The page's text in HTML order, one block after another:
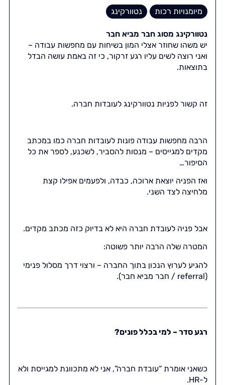
מיומנויות רכות
נטוורקינג
נטוורקינג מסוג חבר מביא חבר
יש משהו שחוזר אצלי המון בשיחות עם מחפשות עבודה –
ואני רוצה לשים עליו רגע זרקור, כי זה באמת עושה הבדל
בתוצאות.
זה קשור לפניות נטוורקינג לעובדות חברה.
הרבה מחפשות עבודה פונות לעובדות חברה כמו במכתב
מקדים למגייסים – מנסות להסביר, לשכנע, לספר את כל
הסיפור…
ואז הפניה יוצאת ארוכה, כבדה, ולפעמים אפילו קצת
מלחיצה לצד השני.
אבל פניה לעובדת חברה היא לא בדיוק כזה מכתב מקדים.
המטרה שלה הרבה יותר פשוטה:
להגיע לערוץ הנכון בתוך החברה – ורצוי דרך מסלול פנימי
(referral / חבר מביא חבר).
רגע סדר – למי בכלל פונים?
כשאני אומרת “עובדת חברה”, אני לא מתכוונת למגייסת ולא
ל-HR.